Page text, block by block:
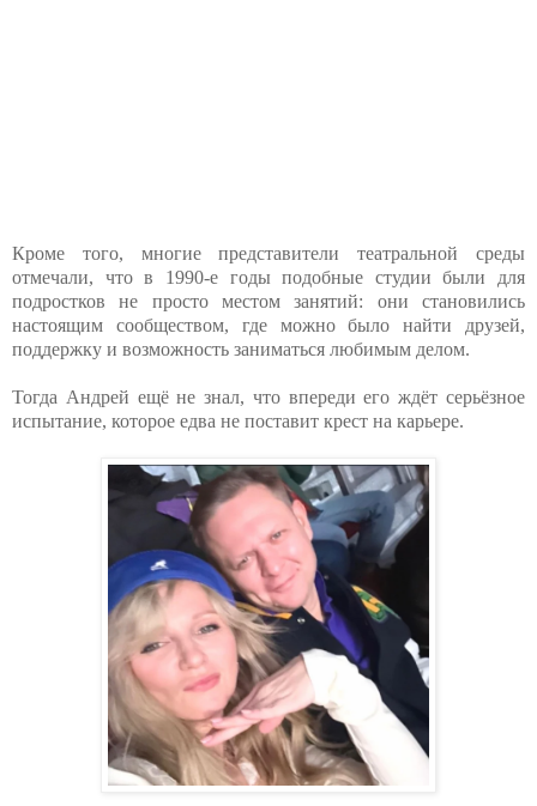
Кроме того, многие представители театральной среды
отмечали, что в 1990‑е годы подобные студии были для
подростков не просто местом занятий: они становились
настоящим сообществом, где можно было найти друзей,
поддержку и возможность заниматься любимым делом.
Тогда Андрей ещё не знал, что впереди его ждёт серьёзное
испытание, которое едва не поставит крест на карьере.